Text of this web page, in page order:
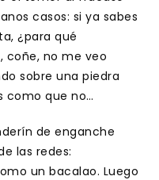
casos: si ya sabes
¿para qué
coñe, no me veo
sobre una piedra
como que no…
de enganche
las redes:
un bacalao. Luego